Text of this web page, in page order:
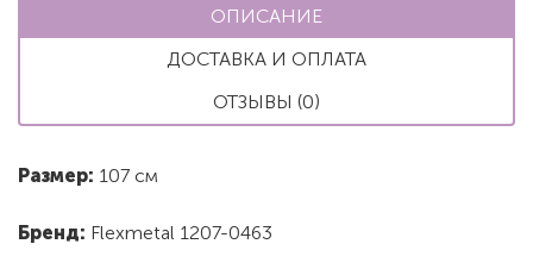
ОПИСАНИЕ
ДОСТАВКА И ОПЛАТА
ОТЗЫВЫ (0)
Размер: 107 см
Бренд: Flexmetal 1207-0463